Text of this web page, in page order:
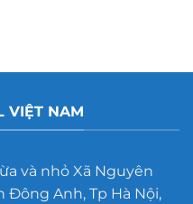
VIỆT NAM
và nhỏ Xã Nguyên
Đông Anh, Tp Hà Nội,